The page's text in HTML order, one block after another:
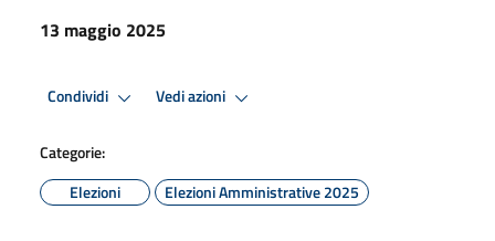
13 maggio 2025
Condividi Vedi azioni
Categorie:
Elezioni
Elezioni Amministrative 2025